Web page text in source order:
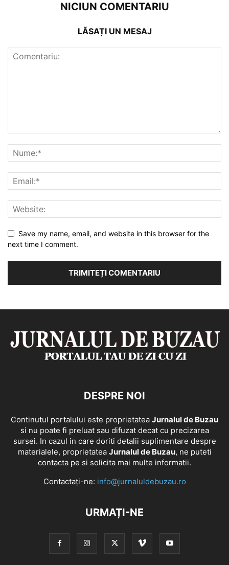
NICIUN COMENTARIU
LĂSAȚI UN MESAJ
Save my name, email, and website in this browser for the
next time I comment.
DESPRE NOI
Continutul portalului este proprietatea Jurnalul de Buzau
si nu poate fi preluat sau difuzat decat cu precizarea
sursei. In cazul in care doriti detalii suplimentare despre
materialele, proprietatea Jurnalul de Buzau, ne puteti
contacta pe si solicita mai multe informatii.
Contactați-ne: info@jurnaluldebuzau.ro
URMAȚI-NE